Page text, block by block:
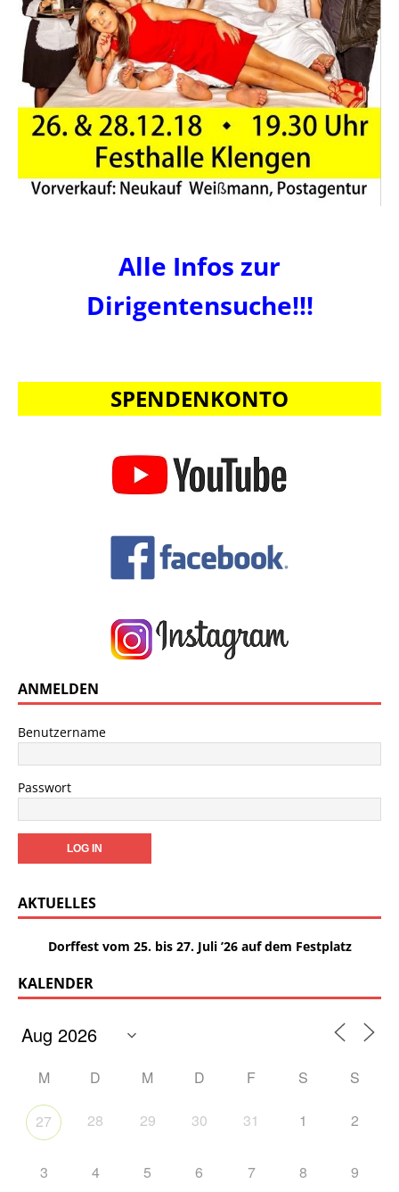
Alle Infos zur
Dirigentensuche!!!
SPENDENKONTO
ANMELDEN
Benutzername
Passwort
AKTUELLES
Dorffest vom 25. bis 27. Juli ’26 auf dem Festplatz
KALENDER
M D M D F S S
27 28 29 30 31 1 2
3 4 5 6 7 8 9